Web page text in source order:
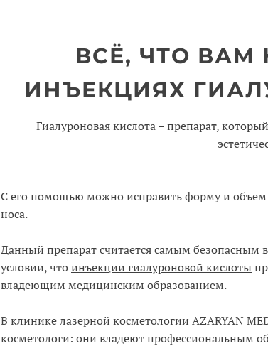
ВСЁ, ЧТО ВАМ
ИНЪЕКЦИЯХ
Гиалуроновая кислота – препарат,
С его помощью можно исправить форму и
носа.
Данный препарат считается самым безопасным
условии, что инъекции гиалуроновой кислоты
владеющим медицинским образованием.
В клинике лазерной косметологии AZARYAN
косметологи: они владеют профессиональным